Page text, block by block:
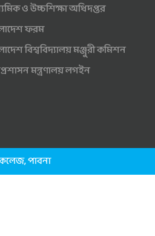
ও উচ্চশিক্ষা অধিদপ্তর
ফরম
বিশ্ববিদ্যালয় মঞ্জুরী কমিশন
মন্ত্রণালয় লগইন
পাবনা